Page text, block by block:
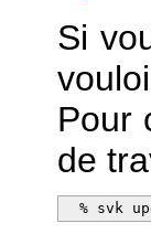
Si
Pour
de
% svk